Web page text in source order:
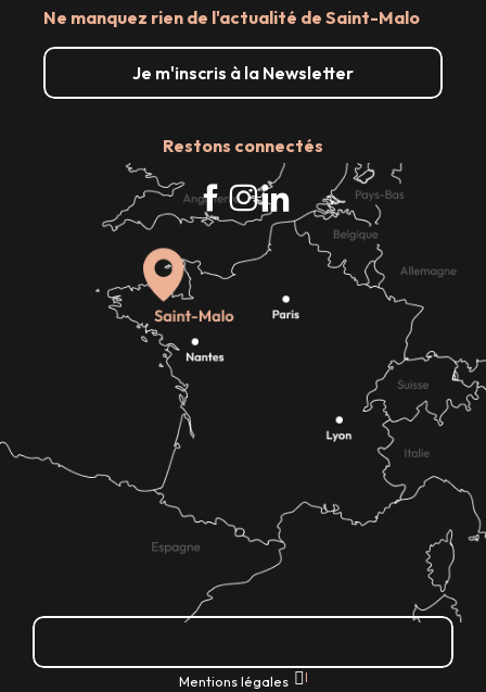
Ne manquez rien de l'actualité de Saint-Malo
Je m'inscris à la Newsletter
Restons connectés
Mentions légales |